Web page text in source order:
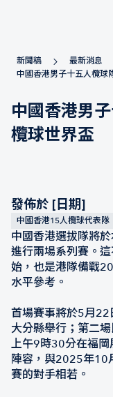
新聞稿
最新消息
中國香港男子十五人欖球
中國香港男
欖球世界盃
發佈於 [日期]
中國香港15人欖球代表隊
中國香港選拔隊將
進行兩場系列賽。
始，也是港隊備戰
水平參考。
首場賽事將於5月22
大分縣舉行；第二
上午9時30分在福岡
陣容，與2025年10
賽的對手相若。